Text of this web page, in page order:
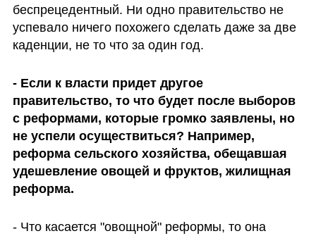
беспрецедентный. Ни одно правительство не
успевало ничего похожего сделать даже за две
каденции, не то что за один год.
- Если к власти придет другое
правительство, то что будет после выборов
с реформами, которые громко заявлены, но
не успели осуществиться? Например,
реформа сельского хозяйства, обещавшая
удешевление овощей и фруктов, жилищная
реформа.
- Что касается "овощной" реформы, то она